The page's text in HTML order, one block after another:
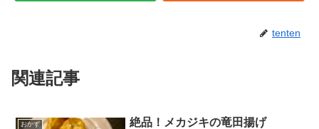
tenten
関連記事
おかず 絶品！メカジキの竜田揚げ